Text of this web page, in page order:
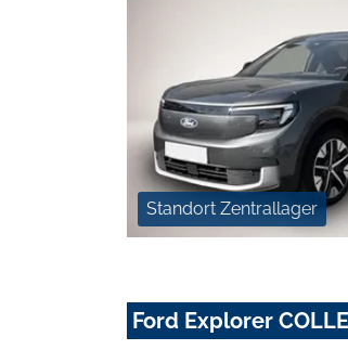
Standort Zentrallager
Ford Explorer